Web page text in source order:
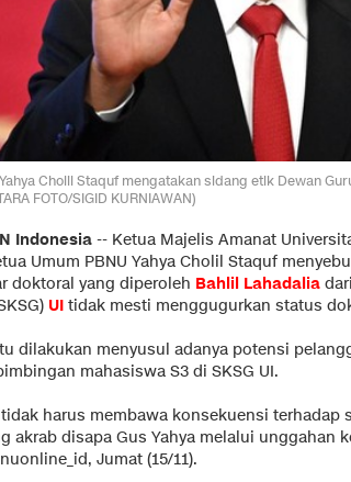
Cholil Staquf mengatakan sidang etik Dewan
FOTO/SIGID KURNIAWAN)
Indonesia -- Ketua Majelis Amanat
Umum PBNU Yahya Cholil Staquf
doktoral yang diperoleh Bahlil Lahadalia
UI tidak mesti menggugurkan status
dilakukan menyusul adanya potensi
mahasiswa S3 di SKSG UI.
harus membawa konsekuensi terhadap
akrab disapa Gus Yahya melalui unggahan
Jumat (15/11).